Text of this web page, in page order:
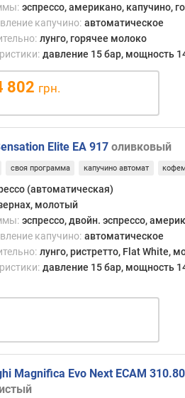
эспрессо, американо, капучино,
капучино: автоматическое
лунго, горячее молоко
давление 15 бар, мощность
802 грн.
Elite EA 917 оливковый
своя программа капучино автомат
(автоматическая)
молотый
эспрессо, двойн. эспрессо,
капучино: автоматическое
лунго, ристретто, Flat White,
давление 15 бар, мощность
Magnifica Evo Next ECAM